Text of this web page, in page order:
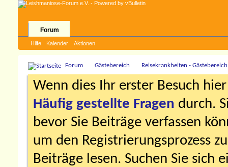
Forum
Hilfe Kalender Aktionen
Forum Gästebereich Reisekrankheiten - Gästebereich
Wenn dies Ihr erster Besuch
Häufig gestellte Fragen durch.
bevor Sie Beiträge verfassen
um den Registrierungsprozess
Beiträge lesen. Suchen Sie sich